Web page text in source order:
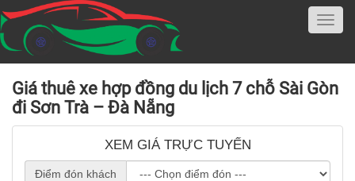
Giá thuê xe hợp đồng du lịch 7 chỗ Sài Gòn
đi Sơn Trà – Đà Nẵng
XEM GIÁ TRỰC TUYẾN
Điểm đón khách